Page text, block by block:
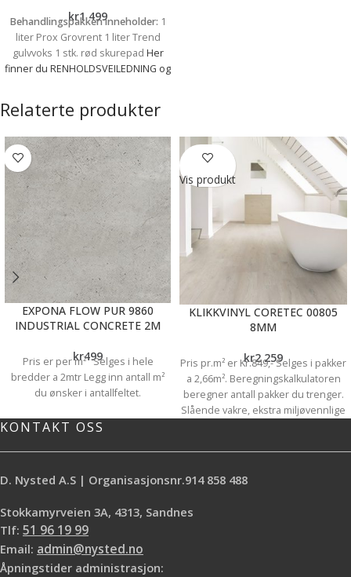
kr1 499
Behandlingspakken inneholder: 1
liter Prox Grovrent 1 liter Trend
gulvvoks 1 stk. rød skurepad Her
finner du RENHOLDSVEILEDNING og
Relaterte produkter
EXPONA FLOW PUR 9860
INDUSTRIAL CONCRETE 2M
kr499
Pris er per m² Selges i hele
bredder a 2mtr Legg inn antall m²
du ønsker i antallfeltet.
KLIKKVINYL CORETEC 00805
8MM
kr2 259
Pris pr.m² er Kr.849,- Selges i pakker
a 2,66m². Beregningskalkulatoren
beregner antall pakker du trenger.
Slående vakre, ekstra miljøvennlige
mellomsjikt for ekstra myk og
fleksibel natur kork gir COREtec®
Vis produkt
KONTAKT OSS
D. Nysted A.S | Organisasjonsnr.914 858 488
Stokkamyrveien 3A, 4313, Sandnes
Tlf: 51 96 19 99
Email: admin@nysted.no
Åpningstider administrasjon: